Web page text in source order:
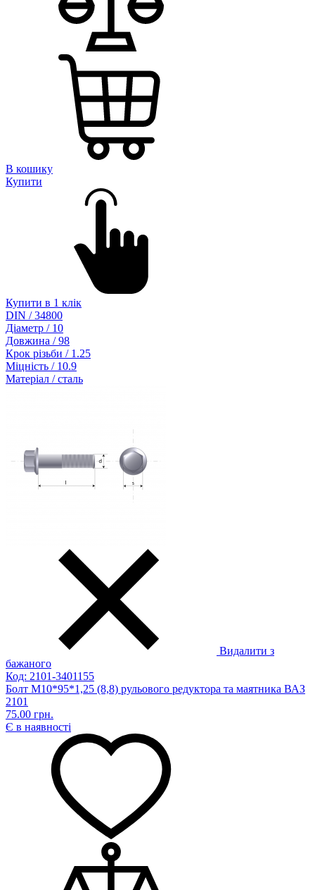
В кошику
Купити
Купити в 1 клік
DIN / 34800
Діаметр / 10
Довжина / 98
Крок різьби / 1.25
Міцність / 10.9
Матеріал / сталь
Видалити з
бажаного
Код: 2101-3401155
Болт М10*95*1,25 (8,8) рульового редуктора та маятника ВАЗ
2101
75.00 грн.
Є в наявності